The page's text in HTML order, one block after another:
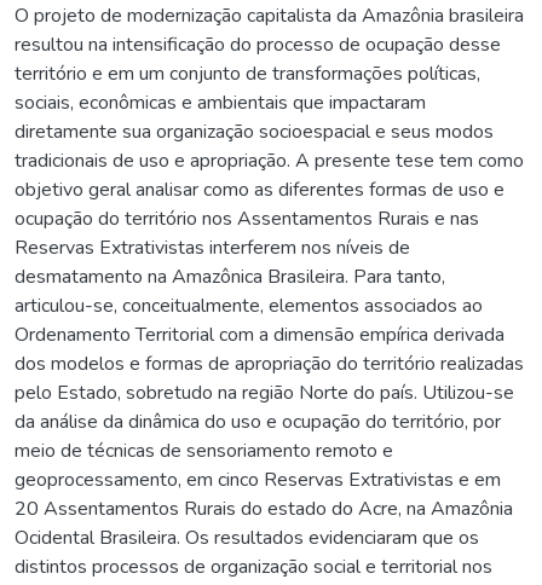
O projeto de modernização capitalista da Amazônia brasileira
resultou na intensificação do processo de ocupação desse
território e em um conjunto de transformações políticas,
sociais, econômicas e ambientais que impactaram
diretamente sua organização socioespacial e seus modos
tradicionais de uso e apropriação. A presente tese tem como
objetivo geral analisar como as diferentes formas de uso e
ocupação do território nos Assentamentos Rurais e nas
Reservas Extrativistas interferem nos níveis de
desmatamento na Amazônica Brasileira. Para tanto,
articulou-se, conceitualmente, elementos associados ao
Ordenamento Territorial com a dimensão empírica derivada
dos modelos e formas de apropriação do território realizadas
pelo Estado, sobretudo na região Norte do país. Utilizou-se
da análise da dinâmica do uso e ocupação do território, por
meio de técnicas de sensoriamento remoto e
geoprocessamento, em cinco Reservas Extrativistas e em
20 Assentamentos Rurais do estado do Acre, na Amazônia
Ocidental Brasileira. Os resultados evidenciaram que os
distintos processos de organização social e territorial nos